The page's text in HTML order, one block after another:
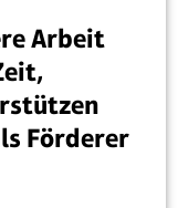
ist die
des
Das Problem
Regierung vor
Arbeit
Förderer